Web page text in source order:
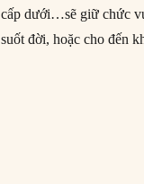
cấp dưới…sẽ giữ chức
suốt đời, hoặc cho đến